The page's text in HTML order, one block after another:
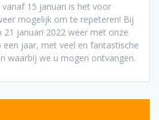
15 januari is het voor
mogelijk om te repeteren! Bij
21 januari 2022 weer met onze
jaar, met veel en fantastische
waarbij we u mogen ontvangen.